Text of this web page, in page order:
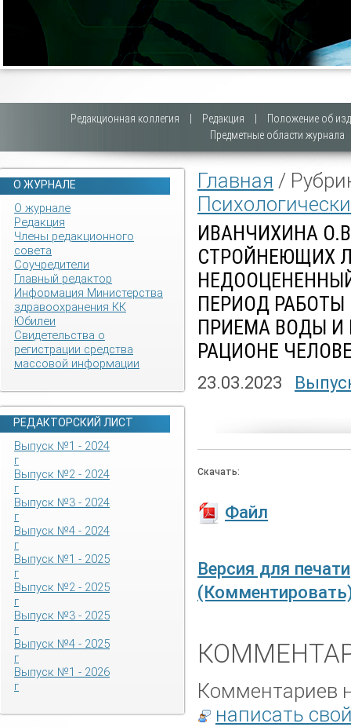
Редакционная коллегия Редакция
Положение об
Предметные области журнала
О ЖУРНАЛЕ
О журнале
Редакция
Члены редакционного
совета
Соучредители
Главный редактор
Информация Министерства
здравоохранения КК
Юбилеи
Свидетельства о
регистрации средства
массовой информации
РЕДАКТОРСКИЙ ЛИСТ
Выпуск №1 - 2024
г
Выпуск №2 - 2024
г
Выпуск №3 - 2024
г
Выпуск №4 - 2024
г
Выпуск №1 - 2025
г
Выпуск №2 - 2025
г
Выпуск №3 - 2025
г
Выпуск №4 - 2025
г
Выпуск №1 - 2026
г
Главная /
ИВАНЧИХИНА
СТРОЙНЕЮЩИХ
ПЕРИОД
ПРИЕМА ВОДЫ
РАЦИОНЕ
23.03.2023
Скачать:
Файл
Версия для печати
Комментариев
написать